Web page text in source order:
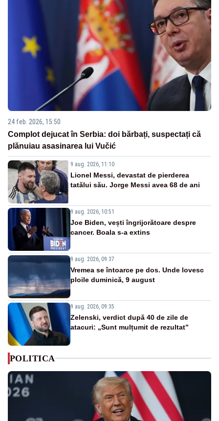
24 feb. 2026, 15:50
Complot dejucat în Serbia: doi bărbați, suspectați că
plănuiau asasinarea lui Vučić
9 aug. 2026, 11:10
Lionel Messi, devastat de pierderea
tatălui său. Jorge Messi avea 68 de ani
9 aug. 2026, 10:51
Joe Biden, vești îngrijorătoare despre
cancer. Boala s-a extins
9 aug. 2026, 09:37
Vremea se întoarce pe dos. Unde lovesc
ploile duminică, 9 august
9 aug. 2026, 09:35
Zelenski, verdict după 40 de zile de
atacuri: „Sunt mulțumit de rezultat”
POLITICA